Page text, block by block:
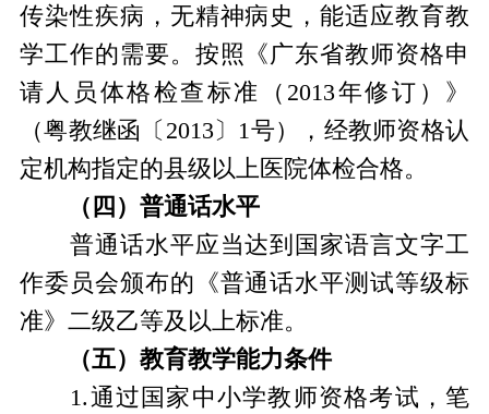
传染性疾病，无精神病史，能适应教育教
学工作的需要。按照《广东省教师资格申
请人员体格检查标准（2013年修订）》
（粤教继函〔2013〕1号），经教师资格认
定机构指定的县级以上医院体检合格。
（四）普通话水平
普通话水平应当达到国家语言文字工
作委员会颁布的《普通话水平测试等级标
准》二级乙等及以上标准。
（五）教育教学能力条件
1.通过国家中小学教师资格考试，笔